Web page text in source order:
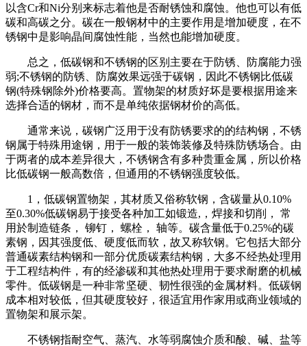
以含Cr和Ni分别来标志着他是否耐锈蚀和腐蚀。他也可以有低
碳和高碳之分。碳在一般钢材中的主要作用是增加硬度，在不
锈钢中是影响晶间腐蚀性能，当然也能增加硬度。
总之，低碳钢和不锈钢的区别主要在于防锈、防腐能力强
弱;不锈钢的防锈、防腐效果远强于碳钢，因此不锈钢比低碳
钢(特殊钢除外)价格要高。置物架的材质好坏是要根据用途来
选择合适的钢材，而不是单纯依据钢材价的高低。
通常来说，碳钢广泛用于没有防锈要求的的结构钢，不锈
钢属于特殊用途钢，用于一般的装饰装修及特殊防锈场合。由
于两者的成本差异很大，不锈钢含有多种贵重金属，所以价格
比低碳钢一般高数倍，但通用的不锈钢强度较低。
1，低碳钢置物架，其材质又俗称软钢，含碳量从0.10%
至0.30%低碳钢易于接受各种加工如锻造,，焊接和切削， 常
用於制造链条， 铆钉， 螺栓， 轴等。碳含量低于0.25%的碳
素钢，因其强度低、硬度低而软，故又称软钢。它包括大部分
普通碳素结构钢和一部分优质碳素结构钢，大多不经热处理用
于工程结构件，有的经渗碳和其他热处理用于要求耐磨的机械
零件。低碳钢是一种非常坚硬、韧性很强的金属材料。低碳钢
成本相对较低，但其硬度较好，很适宜用作家用或商业领域的
置物架和展示架。
不锈钢指耐空气、蒸汽、水等弱腐蚀介质和酸、碱、盐等